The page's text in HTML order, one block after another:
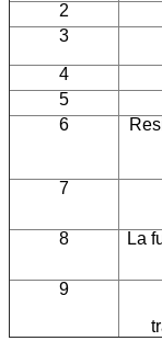
2
3
4
5
6
7
8
La
9